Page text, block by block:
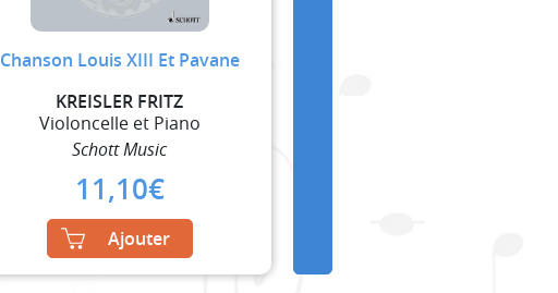
Chanson Louis XIII Et Pavane
KREISLER FRITZ
Violoncelle et Piano
Schott Music
11,10€
Ajouter